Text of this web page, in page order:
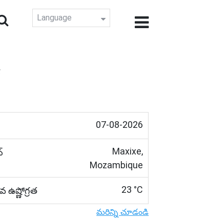
Language
07-08-2026
Maxixe,
Mozambique
ఉష్ణోగ్రత 23 °C
మరిన్ని చూడండి